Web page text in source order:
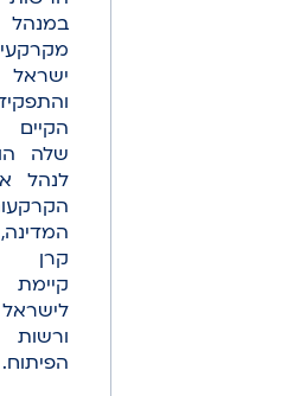
במנהל
מקרקעי
ישראל
הקיים
שלה
לנהל
המדינה,
קרן
קיימת
לישראל
ורשות
הפיתוח.